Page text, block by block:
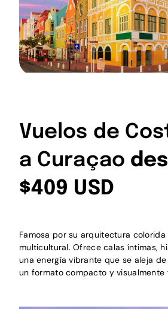
Vuelos de
a Curaçao
$409 USD
Famosa por su arquitectura
multicultural. Ofrece calas íntimas,
una energía vibrante que se aleja
un formato compacto y visualmente